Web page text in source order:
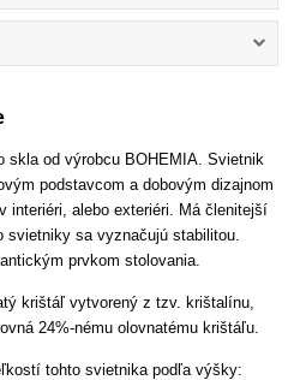
skla od výrobcu BOHEMIA. Svietnik
podstavcom a dobovým dizajnom
interiéri, alebo exteriéri. Má členitejší
sa vyznačujú stabilitou.
prvkom stolovania.
krištáľ vytvorený z tzv. krištalínu,
24%-nému olovnatému krištáľu.
tohto svietnika podľa výšky: